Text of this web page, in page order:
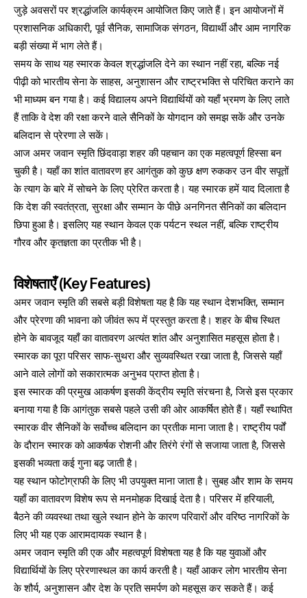
जुड़े अवसरों पर श्रद्धांजलि कार्यक्रम आयोजित किए जाते हैं। इन आयोजनों में
प्रशासनिक अधिकारी, पूर्व सैनिक, सामाजिक संगठन, विद्यार्थी और आम नागरिक
बड़ी संख्या में भाग लेते हैं।
समय के साथ यह स्मारक केवल श्रद्धांजलि देने का स्थान नहीं रहा, बल्कि नई
पीढ़ी को भारतीय सेना के साहस, अनुशासन और राष्ट्रभक्ति से परिचित कराने का
भी माध्यम बन गया है। कई विद्यालय अपने विद्यार्थियों को यहाँ भ्रमण के लिए लाते
हैं ताकि वे देश की रक्षा करने वाले सैनिकों के योगदान को समझ सकें और उनके
बलिदान से प्रेरणा ले सकें।
आज अमर जवान स्मृति छिंदवाड़ा शहर की पहचान का एक महत्वपूर्ण हिस्सा बन
चुकी है। यहाँ का शांत वातावरण हर आगंतुक को कुछ क्षण रुककर उन वीर सपूतों
के त्याग के बारे में सोचने के लिए प्रेरित करता है। यह स्मारक हमें याद दिलाता है
कि देश की स्वतंत्रता, सुरक्षा और सम्मान के पीछे अनगिनत सैनिकों का बलिदान
छिपा हुआ है। इसलिए यह स्थान केवल एक पर्यटन स्थल नहीं, बल्कि राष्ट्रीय
गौरव और कृतज्ञता का प्रतीक भी है।
विशेषताएँ (Key Features)
अमर जवान स्मृति की सबसे बड़ी विशेषता यह है कि यह स्थान देशभक्ति, सम्मान
और प्रेरणा की भावना को जीवंत रूप में प्रस्तुत करता है। शहर के बीच स्थित
होने के बावजूद यहाँ का वातावरण अत्यंत शांत और अनुशासित महसूस होता है।
स्मारक का पूरा परिसर साफ-सुथरा और सुव्यवस्थित रखा जाता है, जिससे यहाँ
आने वाले लोगों को सकारात्मक अनुभव प्राप्त होता है।
इस स्मारक की प्रमुख आकर्षण इसकी केंद्रीय स्मृति संरचना है, जिसे इस प्रकार
बनाया गया है कि आगंतुक सबसे पहले उसी की ओर आकर्षित होते हैं। यहाँ स्थापित
स्मारक वीर सैनिकों के सर्वोच्च बलिदान का प्रतीक माना जाता है। राष्ट्रीय पर्वों
के दौरान स्मारक को आकर्षक रोशनी और तिरंगे रंगों से सजाया जाता है, जिससे
इसकी भव्यता कई गुना बढ़ जाती है।
यह स्थान फोटोग्राफी के लिए भी उपयुक्त माना जाता है। सुबह और शाम के समय
यहाँ का वातावरण विशेष रूप से मनमोहक दिखाई देता है। परिसर में हरियाली,
बैठने की व्यवस्था तथा खुले स्थान होने के कारण परिवारों और वरिष्ठ नागरिकों के
लिए भी यह एक आरामदायक स्थान है।
अमर जवान स्मृति की एक और महत्वपूर्ण विशेषता यह है कि यह युवाओं और
विद्यार्थियों के लिए प्रेरणास्थल का कार्य करती है। यहाँ आकर लोग भारतीय सेना
के शौर्य, अनुशासन और देश के प्रति समर्पण को महसूस कर सकते हैं। कई